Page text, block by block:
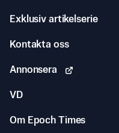
Exklusiv artikelserie
Kontakta oss
Annonsera
VD
Om Epoch Times